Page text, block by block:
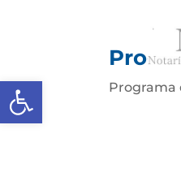
Abrir barra de Programa